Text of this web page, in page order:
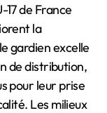
17 de France
la
gardien excelle
de distribution,
pour leur prise
Les milieux